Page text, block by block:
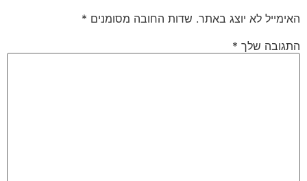
האימייל לא יוצג באתר. שדות החובה מסומנים *
התגובה שלך *